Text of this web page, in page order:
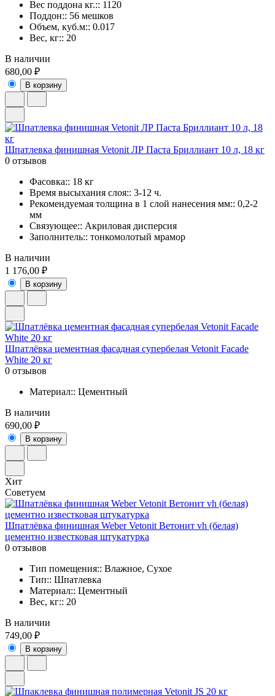
Вес поддона кг.:: 1120
Поддон:: 56 мешков
Объем, куб.м:: 0.017
Вес, кг:: 20
В наличии
680,00 ₽
В корзину
Шпатлевка финишная Vetonit ЛР Паста Бриллиант 10 л, 18 кг
0 отзывов
Фасовка:: 18 кг
Время высыхания слоя:: 3-12 ч.
Рекомендуемая толщина в 1 слой нанесения мм:: 0,2-2
мм
Связующее:: Акриловая дисперсия
Заполнитель:: тонкомолотый мрамор
В наличии
1 176,00 ₽
В корзину
Шпатлёвка цементная фасадная супербелая Vetonit Facade
White 20 кг
0 отзывов
Материал:: Цементный
В наличии
690,00 ₽
В корзину
Хит
Советуем
Шпатлёвка финишная Weber Vetonit Ветонит vh (белая)
цементно известковая штукатурка
0 отзывов
Тип помещения:: Влажное, Сухое
Тип:: Шпатлевка
Материал:: Цементный
Вес, кг:: 20
В наличии
749,00 ₽
В корзину